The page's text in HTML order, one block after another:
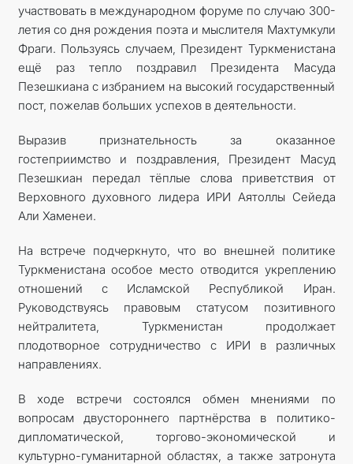
участвовать в международном форуме по случаю 300-
летия со дня рождения поэта и мыслителя Махтумкули
Фраги. Пользуясь случаем, Президент Туркменистана
ещё раз тепло поздравил Президента Масуда
Пезешкиана с избранием на высокий государственный
пост, пожелав больших успехов в деятельности.
Выразив признательность за оказанное
гостеприимство и поздравления, Президент Масуд
Пезешкиан передал тёплые слова приветствия от
Верховного духовного лидера ИРИ Аятоллы Сейеда
Али Хаменеи.
На встрече подчеркнуто, что во внешней политике
Туркменистана особое место отводится укреплению
отношений с Исламской Республикой Иран.
Руководствуясь правовым статусом позитивного
нейтралитета, Туркменистан продолжает
плодотворное сотрудничество с ИРИ в различных
направлениях.
В ходе встречи состоялся обмен мнениями по
вопросам двустороннего партнёрства в политико-
дипломатической, торгово-экономической и
культурно-гуманитарной областях, а также затронута